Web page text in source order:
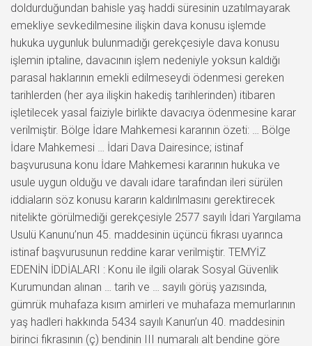
doldurduğundan bahisle yaş haddi süresinin uzatılmayarak
emekliye sevkedilmesine ilişkin dava konusu işlemde
hukuka uygunluk bulunmadığı gerekçesiyle dava konusu
işlemin iptaline, davacının işlem nedeniyle yoksun kaldığı
parasal haklarının emekli edilmeseydi ödenmesi gereken
tarihlerden (her aya ilişkin hakediş tarihlerinden) itibaren
işletilecek yasal faiziyle birlikte davacıya ödenmesine karar
verilmiştir. Bölge İdare Mahkemesi kararının özeti: … Bölge
İdare Mahkemesi … İdari Dava Dairesince; istinaf
başvurusuna konu İdare Mahkemesi kararının hukuka ve
usule uygun olduğu ve davalı idare tarafından ileri sürülen
iddiaların söz konusu kararın kaldırılmasını gerektirecek
nitelikte görülmediği gerekçesiyle 2577 sayılı İdari Yargılama
Usulü Kanunu’nun 45. maddesinin üçüncü fıkrası uyarınca
istinaf başvurusunun reddine karar verilmiştir. TEMYİZ
EDENİN İDDİALARI : Konu ile ilgili olarak Sosyal Güvenlik
Kurumundan alınan … tarih ve … sayılı görüş yazısında,
gümrük muhafaza kısım amirleri ve muhafaza memurlarının
yaş hadleri hakkında 5434 sayılı Kanun’un 40. maddesinin
birinci fıkrasının (ç) bendinin III numaralı alt bendine göre